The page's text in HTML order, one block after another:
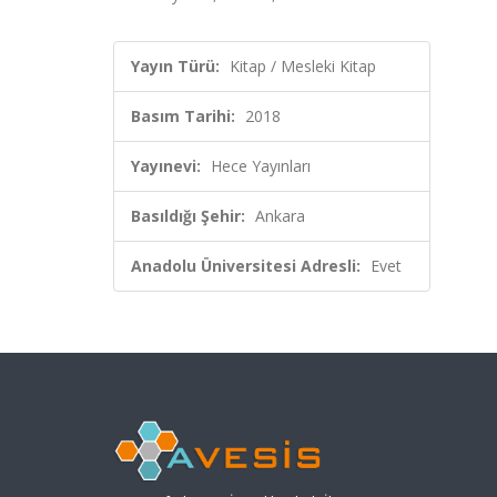
Yayın Türü: Kitap / Mesleki Kitap
Basım Tarihi: 2018
Yayınevi: Hece Yayınları
Basıldığı Şehir: Ankara
Anadolu Üniversitesi Adresli: Evet